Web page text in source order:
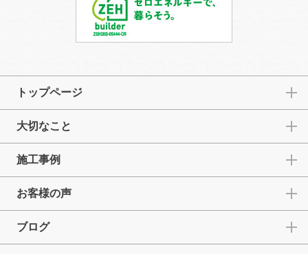
トップページ
大切なこと
施工事例
お客様の声
ブログ